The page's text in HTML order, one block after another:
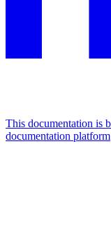
This documentation is
documentation platform